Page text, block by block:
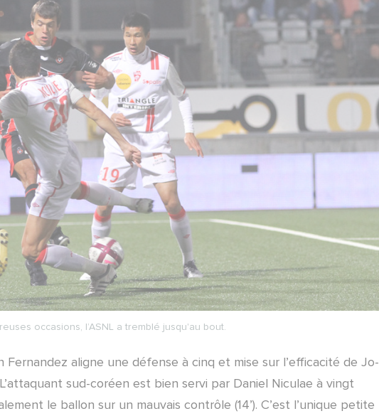
occasions, l’ASNL a tremblé jusqu'au bout.
Fernandez aligne une défense à cinq et mise sur l’efficacité de Jo-
sud-coréen est bien servi par Daniel Niculae à vingt
le ballon sur un mauvais contrôle (14’). C’est l’unique petite